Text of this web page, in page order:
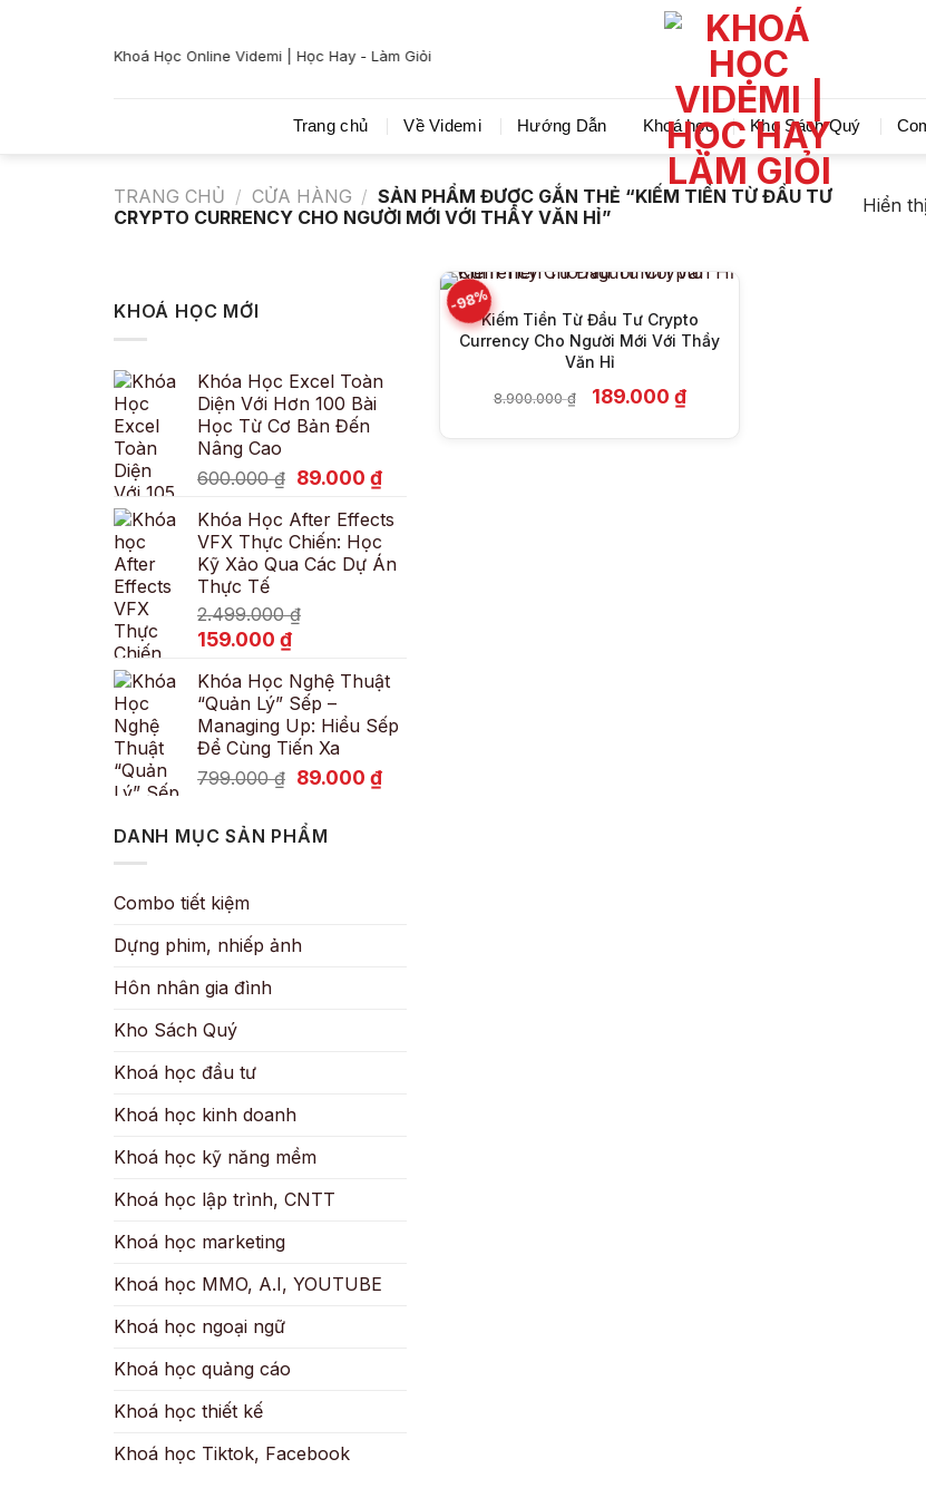
Khoá Học Online Videmi | Học Hay - Làm Giỏi Videmi giúp bạn học tiết kiệm và tiến bộ
Trang chủ Về Videmi Hướng Dẫn Khoá học Kho Sách Quý
TRANG CHỦ / CỬA HÀNG / SẢN PHẨM ĐƯỢC GẮN THẺ “KIẾM TIỀN TỪ ĐẦU TƯ
CRYPTO CURRENCY CHO NGƯỜI MỚI VỚI THẦY VĂN HỈ”
Hiển
KHOÁ HỌC MỚI
Khóa Học Excel Toàn
Diện Với Hơn 100 Bài
Học Từ Cơ Bản Đến
Nâng Cao
600.000₫ Giá
là:
600.000 ₫.
89.000 ₫Giá
tại
là:
89.000 ₫.
Khóa Học After Effects
VFX Thực Chiến: Học
Kỹ Xảo Qua Các Dự Án
Thực Tế
2.499.000₫
Giá
là:
2.499.000 ₫.
159.000 ₫Giá
tại
là:
159.000 ₫.
Khóa Học Nghệ Thuật
“Quản Lý” Sếp –
Managing Up: Hiểu Sếp
Để Cùng Tiến Xa
799.000₫ Giá
là:
799.000 ₫.
89.000 ₫Giá
DANH MỤC SẢN PHẨM
Combo tiết kiệm
Dựng phim, nhiếp ảnh
Hôn nhân gia đình
Kho Sách Quý
Khoá học đầu tư
Khoá học kinh doanh
Khoá học kỹ năng mềm
Khoá học lập trình, CNTT
Khoá học marketing
Khoá học MMO, A.I, YOUTUBE
Khoá học ngoại ngữ
Khoá học quảng cáo
Khoá học thiết kế
Khoá học Tiktok, Facebook
-98%
Kiếm Tiền Từ Đầu Tư Crypto
Currency Cho Người Mới Với Thầy
Văn Hỉ
8.900.000₫ Giá
189.000 ₫Giá
hiện